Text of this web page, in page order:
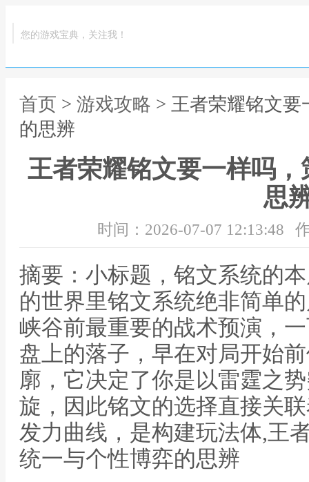
您的游戏宝典，关注我！
首页 > 游戏攻略 > 王者荣耀铭文
的思辨
王者荣耀铭文要一样吗
思
时间：2026-07-07 12:13:48
摘要：小标题，铭文系统的
的世界里铭文系统绝非简单
峡谷前最重要的战术预演，
盘上的落子，早在对局开始
廓，它决定了你是以雷霆之
旋，因此铭文的选择直接关
发力曲线，是构建玩法体,王
统一与个性博弈的思辨